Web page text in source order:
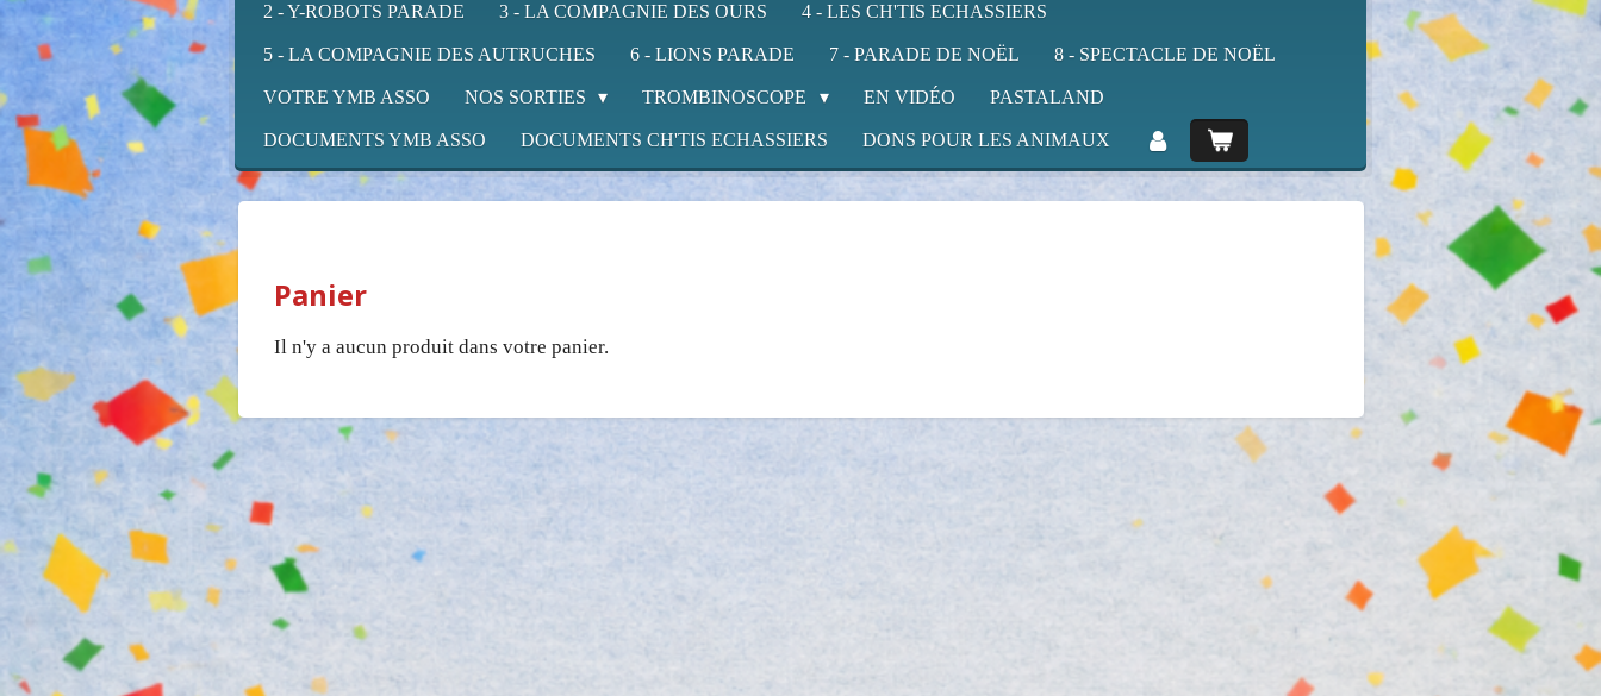
2 - Y-ROBOTS PARADE 3 - LA COMPAGNIE DES OURS 4 - LES CH'TIS ECHASSIERS
5 - LA COMPAGNIE DES AUTRUCHES 6 - LIONS PARADE 7 - PARADE DE NOËL 8 - SPECTACLE DE NOËL
VOTRE YMB ASSO NOS SORTIES TROMBINOSCOPE EN VIDÉO PASTALAND
DOCUMENTS YMB ASSO DOCUMENTS CH'TIS ECHASSIERS DONS POUR LES ANIMAUX
Panier
Il n'y a aucun produit dans votre panier.